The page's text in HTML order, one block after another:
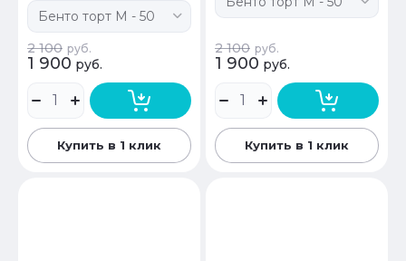
2 100 руб.
1 900 руб.
Купить в 1 клик
2 100 руб.
1 900 руб.
Купить в 1 клик